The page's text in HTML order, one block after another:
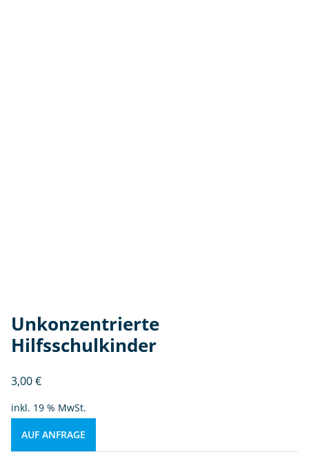
Unkonzentrierte
Hilfsschulkinder
3,00€
inkl. 19 % MwSt.
AUF ANFRAGE